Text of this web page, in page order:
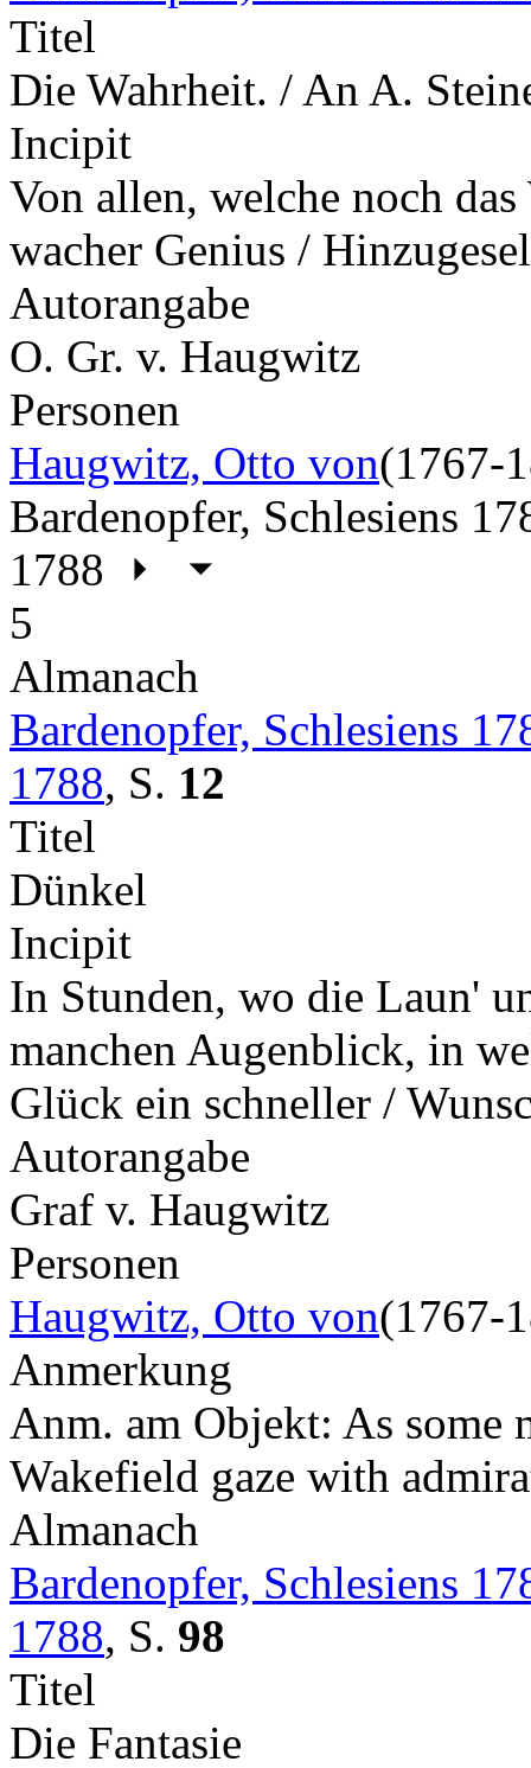
Titel
Die Wahrheit. / An A.
Incipit
Von allen, welche noch
wacher Genius /
Autorangabe
O. Gr. v. Haugwitz
Personen
Haugwitz, Otto von(1767-
Bardenopfer, Schlesiens
1788
5
Almanach
Bardenopfer, Schlesiens
1788, S. 12
Titel
Dünkel
Incipit
In Stunden, wo die Laun'
manchen Augenblick, in
Glück ein schneller /
Autorangabe
Graf v. Haugwitz
Personen
Haugwitz, Otto von(1767-
Anmerkung
Anm. am Objekt: As some
Wakefield gaze with
Almanach
Bardenopfer, Schlesiens
1788, S. 98
Titel
Die Fantasie